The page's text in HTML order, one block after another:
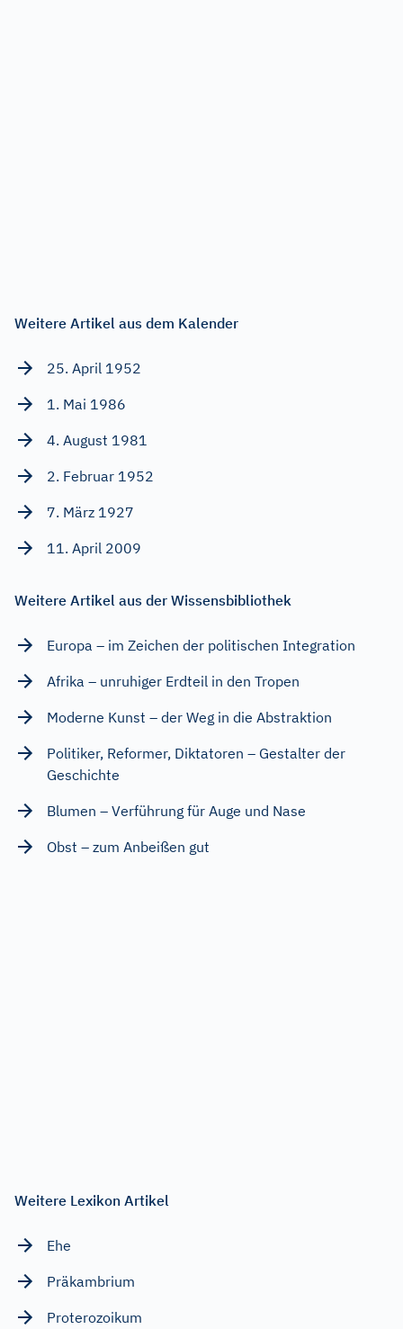
Weitere Artikel aus dem Kalender
25. April 1952
1. Mai 1986
4. August 1981
2. Februar 1952
7. März 1927
11. April 2009
Weitere Artikel aus der Wissensbibliothek
Europa – im Zeichen der politischen Integration
Afrika – unruhiger Erdteil in den Tropen
Moderne Kunst – der Weg in die Abstraktion
Politiker, Reformer, Diktatoren – Gestalter der
Geschichte
Blumen – Verführung für Auge und Nase
Obst – zum Anbeißen gut
Weitere Lexikon Artikel
Ehe
Präkambrium
Proterozoikum